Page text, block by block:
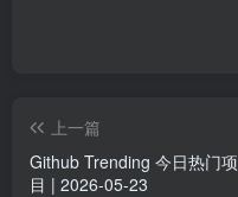
上一篇
Github Trending 今日热门项
目 | 2026-05-23